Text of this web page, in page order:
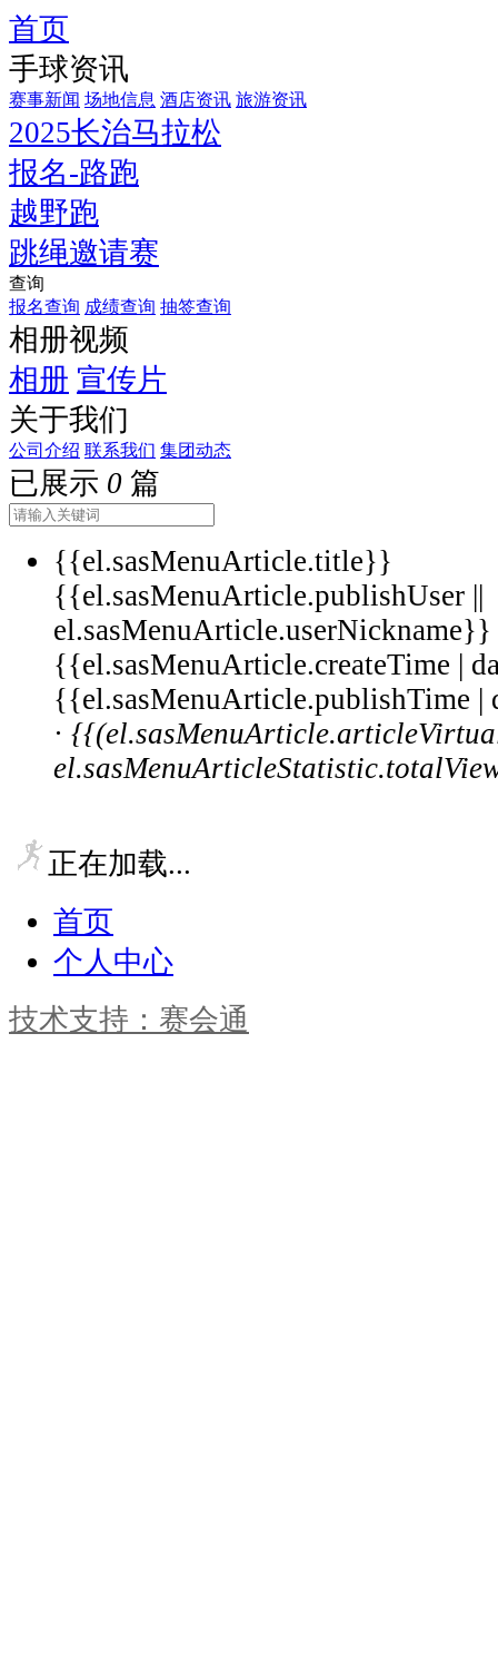
首页
手球资讯
赛事新闻 场地信息 酒店资讯 旅游资讯
2025长治马拉松
报名-路跑
越野跑
跳绳邀请赛
查询
报名查询 成绩查询 抽签查询
相册视频
相册 宣传片
关于我们
公司介绍 联系我们 集团动态
已展示 0 篇
{{el.sasMenuArticle.title}}
{{el.sasMenuArticle.publishUser ||
el.sasMenuArticle.userNickname}}
{{el.sasMenuArticle.createTime |
{{el.sasMenuArticle.publishTime
·
正在加载...
首页
个人中心
技术支持：赛会通